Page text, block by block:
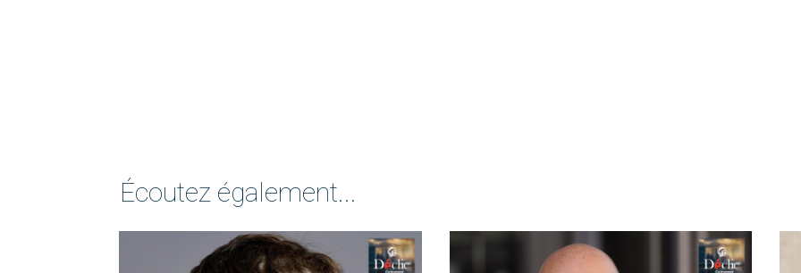
Écoutez également...